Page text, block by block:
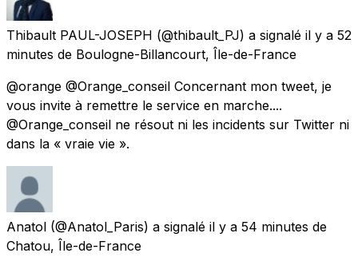
Thibault PAUL-JOSEPH (@thibault_PJ) a signalé il y a 52
minutes de Boulogne-Billancourt, Île-de-France
@orange @Orange_conseil Concernant mon tweet, je
vous invite à remettre le service en marche....
@Orange_conseil ne résout ni les incidents sur Twitter ni
dans la « vraie vie ».
Anatol (@Anatol_Paris) a signalé il y a 54 minutes de
Chatou, Île-de-France